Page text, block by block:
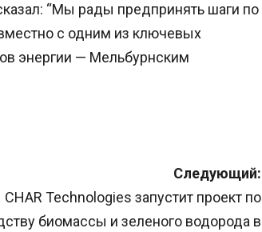
“Мы рады предпринять шаги по
с одним из ключевых
энергии — Мельбурнским
Следующий:
CHAR Technologies запустит проект по
биомассы и зеленого водорода в